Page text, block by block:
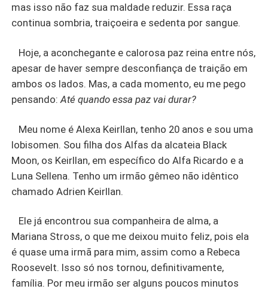
mas isso não faz sua maldade reduzir. Essa raça
continua sombria, traiçoeira e sedenta por sangue.
Hoje, a aconchegante e calorosa paz reina entre nós,
apesar de haver sempre desconfiança de traição em
ambos os lados. Mas, a cada momento, eu me pego
pensando:Até quando essa paz vai durar?
Meu nome é Alexa Keirllan, tenho 20 anos e sou uma
lobisomen. Sou filha dos Alfas da alcateia Black
Moon, os Keirllan, em específico do Alfa Ricardo e a
Luna Sellena. Tenho um irmão gêmeo não idêntico
chamado Adrien Keirllan.
Ele já encontrou sua companheira de alma, a
Mariana Stross, o que me deixou muito feliz, pois ela
é quase uma irmã para mim, assim como a Rebeca
Roosevelt. Isso só nos tornou, definitivamente,
família. Por meu irmão ser alguns poucos minutos